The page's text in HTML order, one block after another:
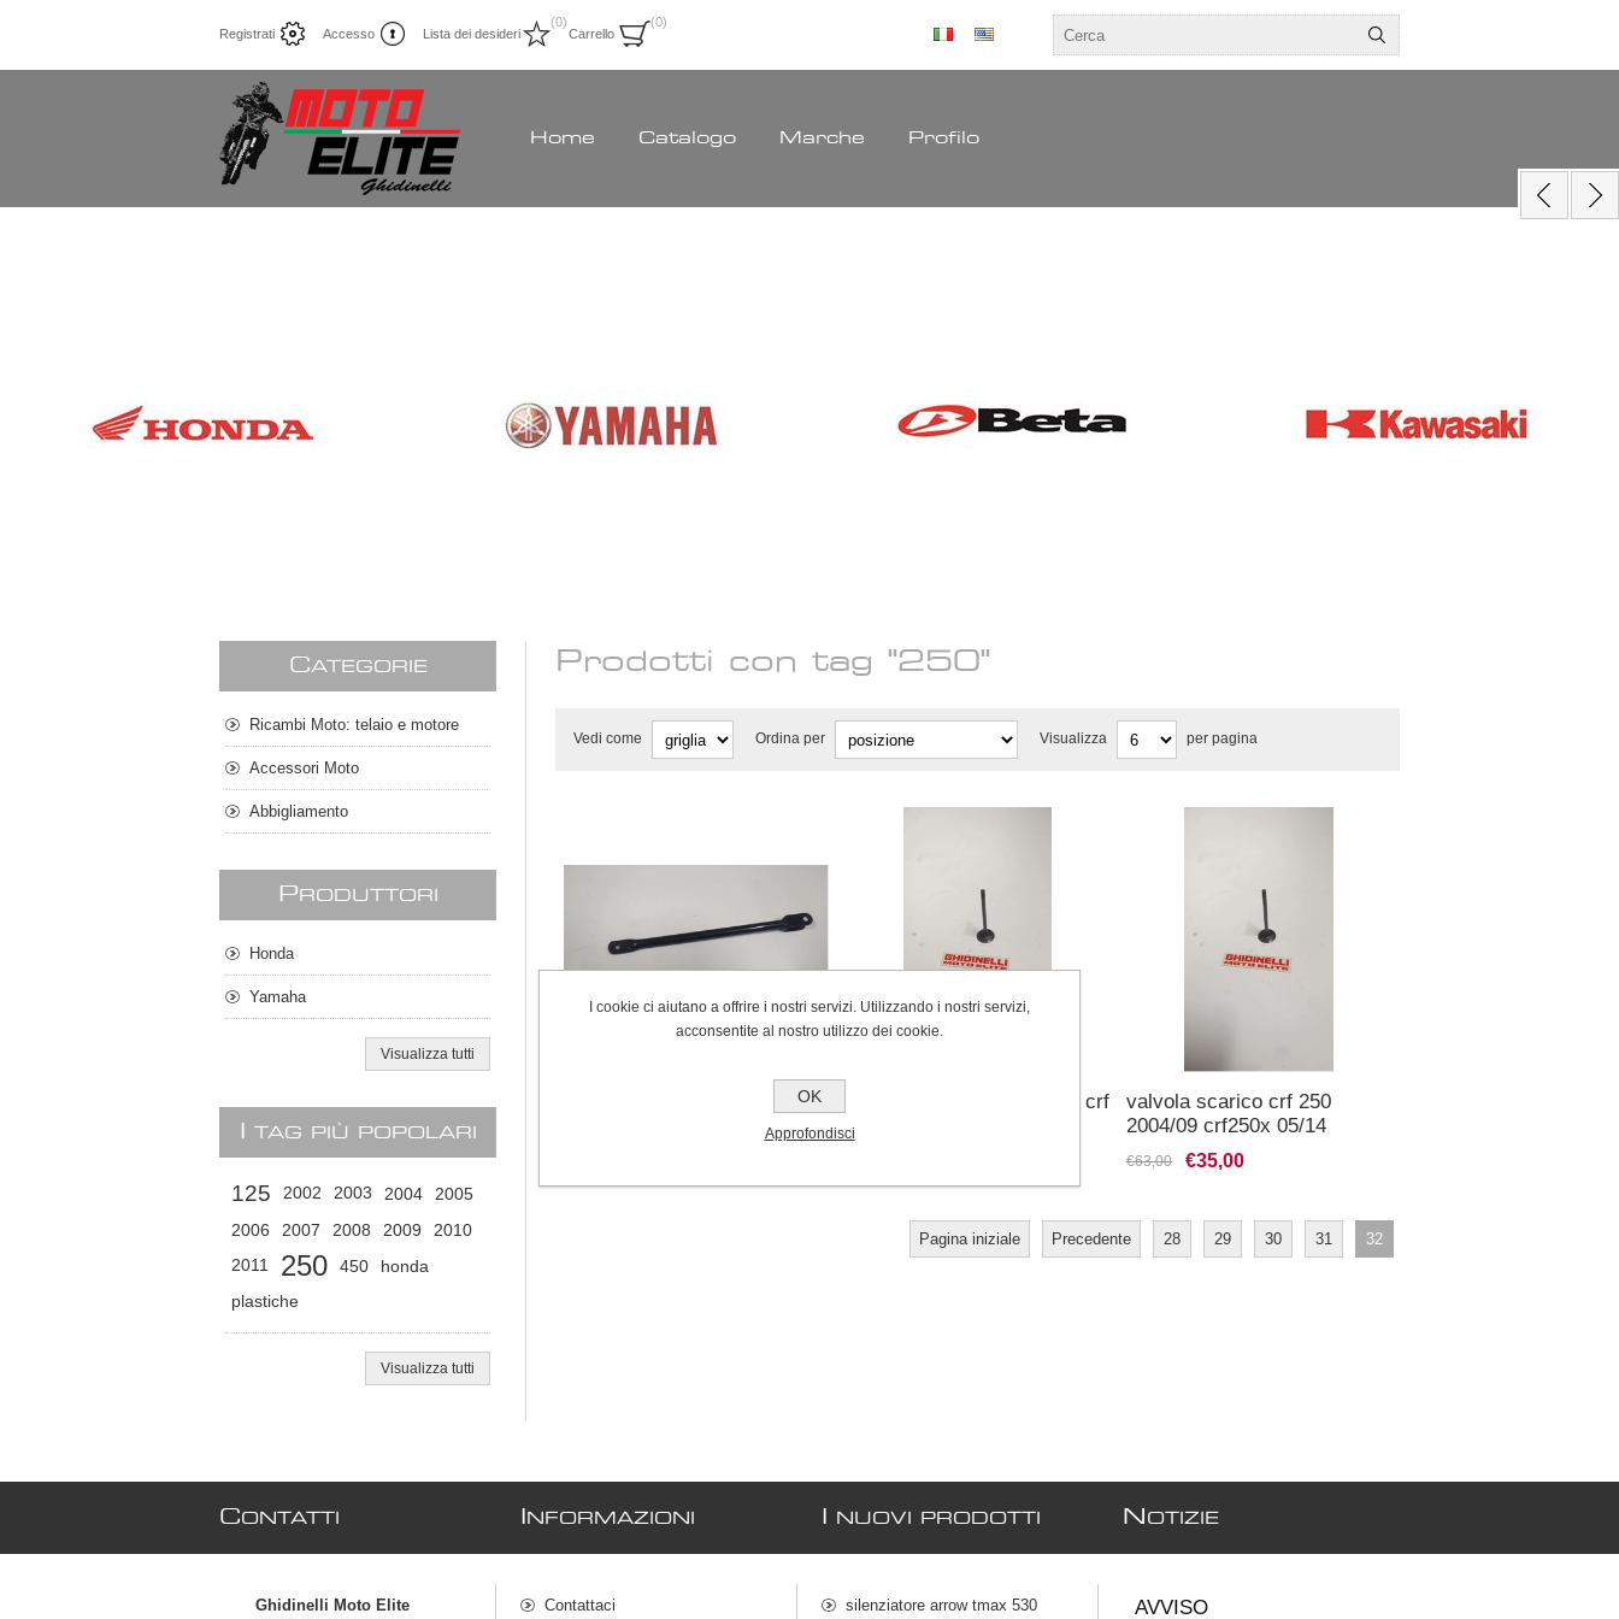
Registrati Accesso Lista dei desideri
(0)
Carrello
(0)
Home Catalogo Marche Profilo
Prodotti con tag "250"
Vedi come Ordina per Visualizza per pagina
valvola aspirazione honda crf
250 2010/2017
valvola scarico crf 250
2004/09 crf250x 05/14
€63,00 €35,00
Pagina iniziale Precedente 28 29 30 31 32
CATEGORIE
Ricambi Moto: telaio e motore
Accessori Moto
Abbigliamento
P RODUTTORI
Honda
Yamaha
Visualizza tutti
TAG PIÙ POPOLARI
125 2002 2003 2004
2005
2006
2007 2008 2009 2010
2011 250 450 honda
plastiche
Visualizza tutti
CONTATTI
Ghidinelli Moto Elite
NFORMAZIONI
Contattaci
NUOVI PRODOTTI
silenziatore arrow tmax 530
N OTIZIE
AVVISO
I cookie ci aiutano a offrire i nostri servizi. Utilizzando i nostri servizi,
acconsentite al nostro utilizzo dei cookie.
OK
Approfondisci